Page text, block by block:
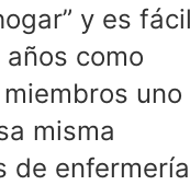
y es
como
uno
misma
de enfermería